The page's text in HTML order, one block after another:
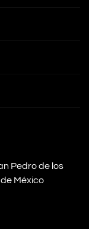
Pedro de los
México